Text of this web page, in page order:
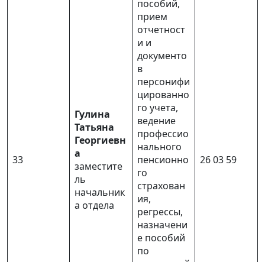
33
Гулина
Татьяна
Георгиевн
а
заместите
ль
начальник
а отдела
пособий,
прием
отчетност
и и
документо
в
персонифи
цированно
го учета,
ведение
профессио
нального
пенсионно
го
страхован
ия,
регрессы,
назначени
е пособий
по
26 03 59
Информационные письма
Студенческие отряды
Государственный социальный заказ в
области социального обслуживания
Информирование граждан о действиях в
случае возникновения неблагополучной
ситуации (домашнем насилии)
Солигорский районный отдел Минского
областного управления Фонда социальной
защиты населения Министерства труда и
социальной защиты Республики Беларусь